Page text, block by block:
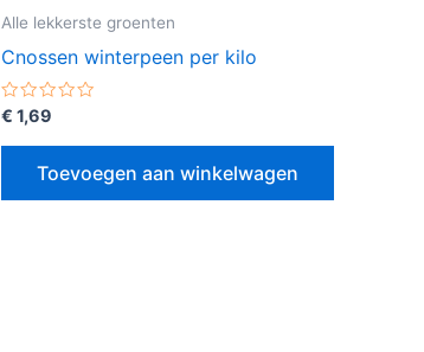
Alle lekkerste groenten
Cnossen winterpeen per kilo
Gewaardeerd
uit
€ 1,69
Toevoegen aan winkelwagen